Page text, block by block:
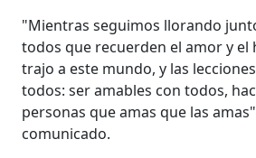
"Mientras seguimos llorando
todos que recuerden el amor y el
trajo a este mundo, y las
todos: ser amables con todos,
personas que amas que las
comunicado.